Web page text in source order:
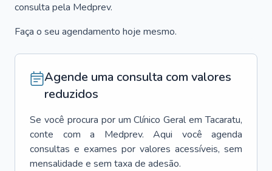
consulta pela Medprev.
Faça o seu agendamento hoje mesmo.
Agende uma consulta com valores
reduzidos
Se você procura por um Clínico Geral em Tacaratu,
conte com a Medprev. Aqui você agenda
consultas e exames por valores acessíveis, sem
mensalidade e sem taxa de adesão.